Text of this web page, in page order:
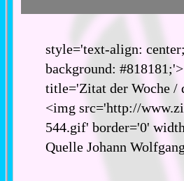
style='text-align:
background:
title='Zitat der Woche /
<img src='http://
544.gif' border='0'
Quelle Johann